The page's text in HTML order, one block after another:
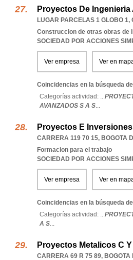
Proyectos De Ingenieria
LUGAR PARCELAS 1 GLOBO 1,
Construccion de otras obras de
SOCIEDAD POR ACCIONES
Ver empresa Ver en
Coincidencias en la búsqueda
Categorías actividad: ...
AVANZADOS S A S...
Proyectos E Inversiones
CARRERA 119 70 15, BOGOTA
Formacion para el trabajo
SOCIEDAD POR ACCIONES
Ver empresa Ver en
Coincidencias en la búsqueda
Categorías actividad: ...
A S...
Proyectos Metalicos C Y
CARRERA 69 R 75 89, BOGOTA